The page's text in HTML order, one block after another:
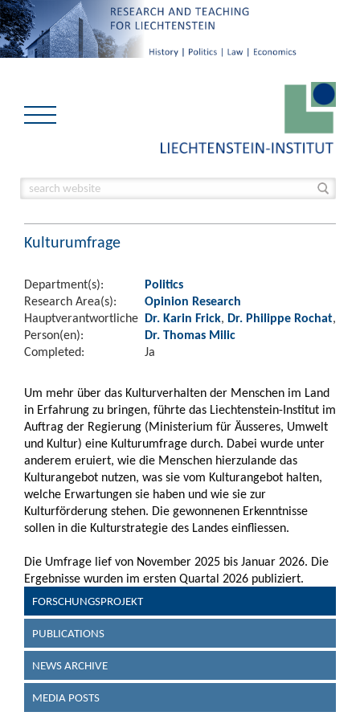
Kulturumfrage
Department(s):
Politics
Research Area(s):
Opinion Research
Hauptverantwortliche
Person(en):
Dr. Karin Frick, Dr. Philippe Rochat,
Dr. Thomas Milic
Completed:
Ja
Um mehr über das Kulturverhalten der Menschen im Land
in Erfahrung zu bringen, führte das Liechtenstein-Institut im
Auftrag der Regierung (Ministerium für Äusseres, Umwelt
und Kultur) eine Kulturumfrage durch. Dabei wurde unter
anderem eruiert, wie die Menschen hierzulande das
Kulturangebot nutzen, was sie vom Kulturangebot halten,
welche Erwartungen sie haben und wie sie zur
Kulturförderung stehen. Die gewonnenen Erkenntnisse
sollen in die Kulturstrategie des Landes einfliessen.
Die Umfrage lief von November 2025 bis Januar 2026. Die
Ergebnisse wurden im ersten Quartal 2026 publiziert.
FORSCHUNGSPROJEKT
PUBLICATIONS
NEWS ARCHIVE
MEDIA POSTS